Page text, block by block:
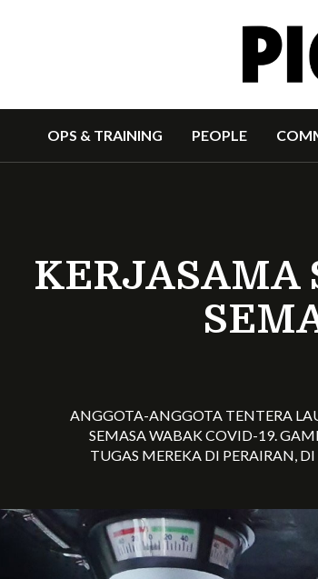
OPS & TRAINING PEOPLE
KERJASAMA
ANGGOTA-ANGGOTA TENTERA
SEMASA WABAK COVID-19.
TUGAS MEREKA DI PERAIRAN,